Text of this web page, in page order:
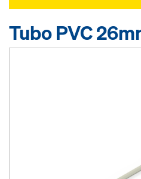
Tubo PVC